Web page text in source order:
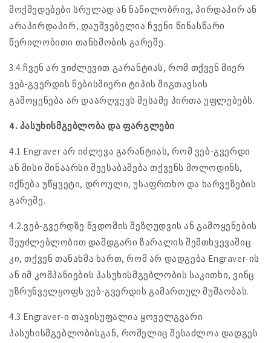
მოქმედებები სრულად ან ნაწილობრივ, პირდაპირ ან
არაპირდაპირ, დაუშვებელია ჩვენი წინასწარი
წერილობითი თანხმობის გარეშე.
3.4.ჩვენ არ ვიძლევით გარანტიას, რომ თქვენ მიერ
ვებ-გვერდის ნებისმიერი ტიპის შიგთავსის
გამოყენება არ დაარღვევს მესამე პირთა უფლებებს.
4. პასუხისმგებლობა და ფარგლები
4.1.Engraver არ იძლევა გარანტიას, რომ ვებ-გვერდი
ან მისი შინაარსი შეესაბამება თქვენს მოლოდინს,
იქნება უწყვეტი, დროული, უსაფრთხო და ხარვეზების
გარეშე.
4.2.ვებ-გვერდზე წვდომის შეზღუდვის ან გამოყენების
შეუძლებლობით დამდგარი ზარალის შემთხვევაშიც
კი, თქვენ თანახმა ხართ, რომ არ დადგება Engraver-ის
ან იმ კომპანიების პასუხისმგებლობის საკითხი, ვინც
უზრუნველყოფს ვებ-გვერდის გამართულ მუშაობას.
4.3.Engraver-ი თავისუფალია ყოველგვარი
პასუხისმგებლობისგან, რომელიც შესაძლოა დადგეს